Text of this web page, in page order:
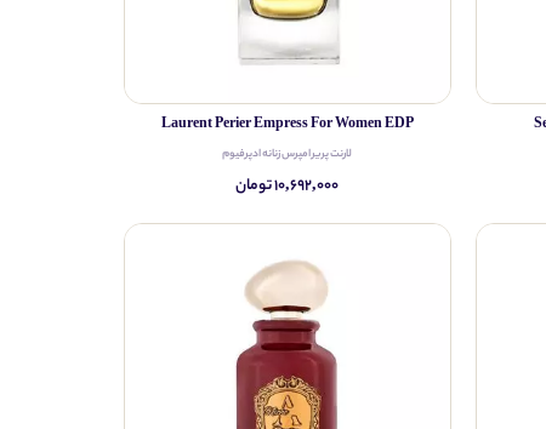
Laurent Perier Empress For Women EDP
لارنت پریر امپرس زنانه ادپرفیوم
۱۰,۶۹۲,۰۰۰ تومان